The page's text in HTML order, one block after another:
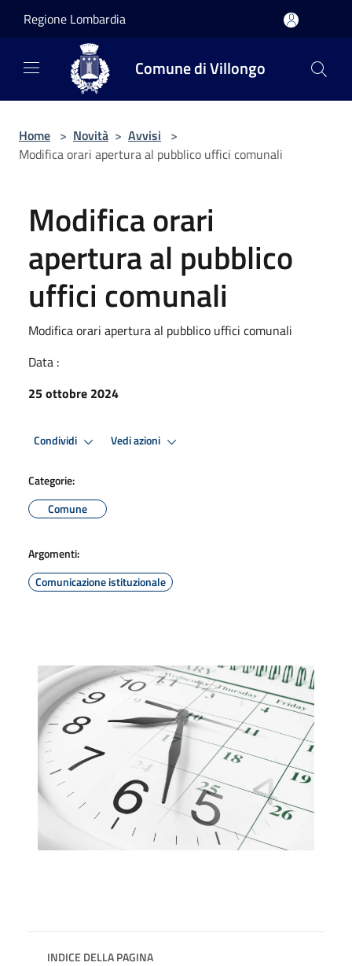
Regione Lombardia
Comune di Villongo
Home > Novità > Avvisi >
Modifica orari apertura al pubblico uffici comunali
Modifica orari
apertura al pubblico
uffici comunali
Modifica orari apertura al pubblico uffici comunali
Data :
25 ottobre 2024
Condividi Vedi azioni
Categorie:
Comune
Argomenti:
Comunicazione istituzionale
INDICE DELLA PAGINA